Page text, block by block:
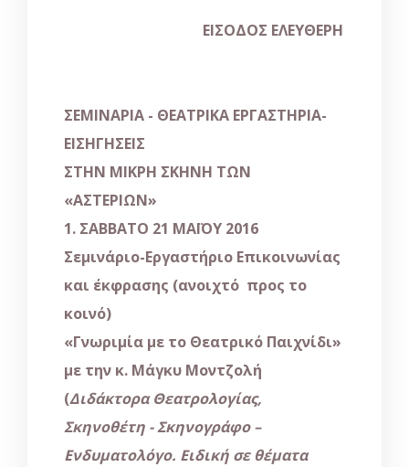
ΕΙΣΟΔΟΣ ΕΛΕΥΘΕΡΗ
ΣΕΜΙΝΑΡΙΑ - ΘΕΑΤΡΙΚΑ ΕΡΓΑΣΤΗΡΙΑ-
ΕΙΣΗΓΗΣΕΙΣ
ΣΤΗΝ ΜΙΚΡΗ ΣΚΗΝΗ ΤΩΝ
«ΑΣΤΕΡΙΩΝ»
1. ΣΑΒΒΑΤΟ 21 ΜΑΪΟΥ 2016
Σεμινάριο-Εργαστήριο Επικοινωνίας
και έκφρασης (ανοιχτό προς το
κοινό)
«Γνωριμία με το Θεατρικό Παιχνίδι»
με την κ. Μάγκυ Μοντζολή
(Διδάκτορα Θεατρολογίας,
Σκηνοθέτη - Σκηνογράφο –
Ενδυματολόγο. Ειδική σε θέματα